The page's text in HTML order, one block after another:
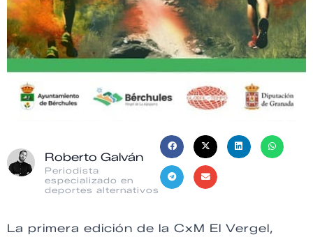
Roberto Galván
Periodista
especializado en
deportes alternativos
La primera edición de la CxM El Vergel,